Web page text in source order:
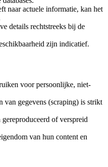
naar actuele informatie, kan het
details rechtstreeks bij de
zijn indicatief.
voor persoonlijke, niet-
van gegevens (scraping) is strikt
of verspreid
van hun content en